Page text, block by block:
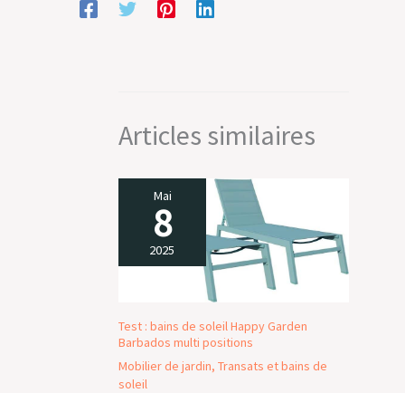
Articles similaires
Mai
8
2025
Test : bains de soleil Happy Garden
Barbados multi positions
Mobilier de jardin, Transats et bains de
soleil